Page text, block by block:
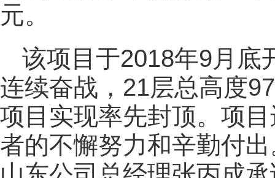
元。
该项目于2018年9月底
连续奋战，21层总高度
项目实现率先封顶。项
者的不懈努力和辛勤付